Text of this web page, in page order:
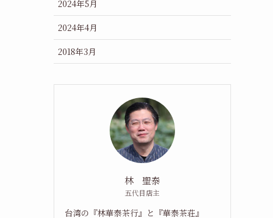
2024年5月
2024年4月
2018年3月
林 聖泰
五代目店主
台湾の『林華泰茶行』と『華泰茶荘』